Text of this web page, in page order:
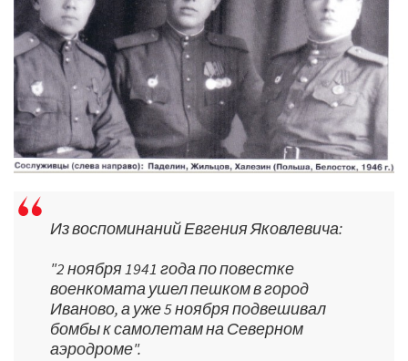
Из воспоминаний Евгения Яковлевича:
"2 ноября 1941 года по повестке
военкомата ушел пешком в город
Иваново, а уже 5 ноября подвешивал
бомбы к самолетам на Северном
аэродроме".